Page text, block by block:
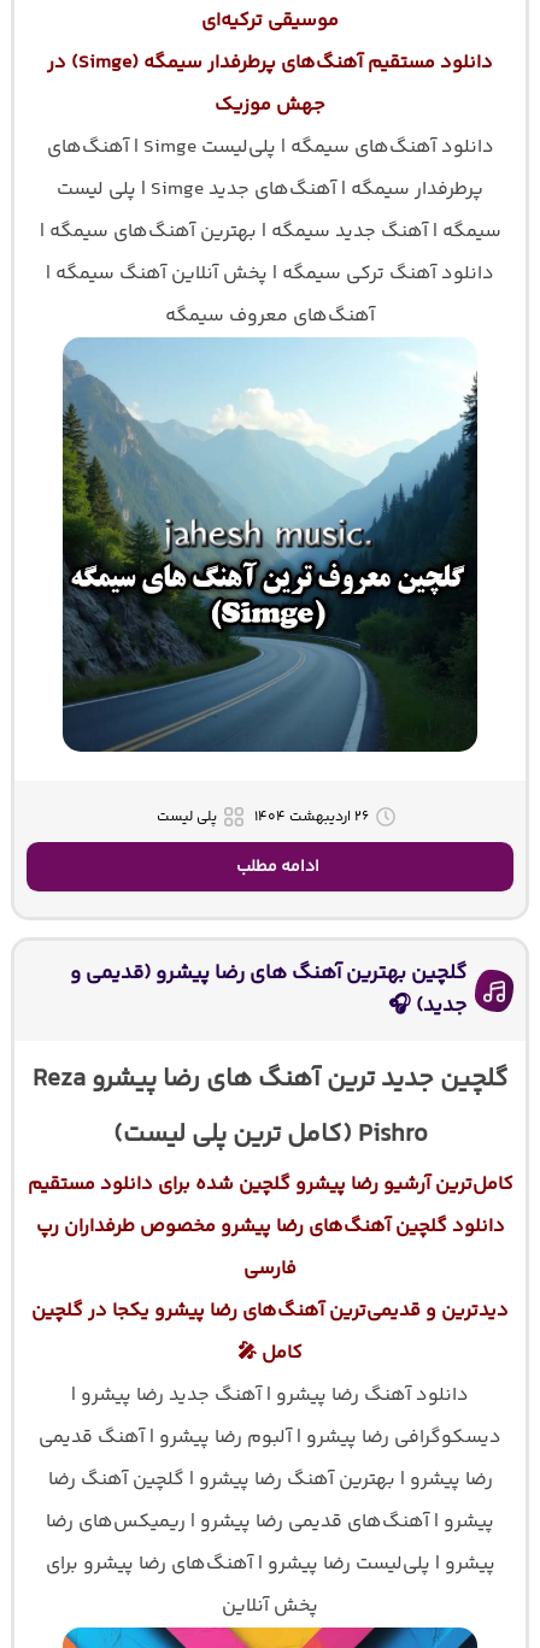
موسیقی ترکیه‌ای
دانلود مستقیم آهنگ‌های پرطرفدار سیمگه (Simge) در
جهش موزیک
دانلود آهنگ‌های سیمگه | پلی‌لیست Simge | آهنگ‌های
پرطرفدار سیمگه | آهنگ‌های جدید Simge | پلی لیست
سیمگه | آهنگ جدید سیمگه | بهترین آهنگ‌های سیمگه |
دانلود آهنگ ترکی سیمگه | پخش آنلاین آهنگ سیمگه |
آهنگ‌های معروف سیمگه
۲۶ اردیبهشت ۱۴۰۴ پلی لیست
ادامه مطلب
گلچین بهترین آهنگ های رضا پیشرو (قدیمی و
جدید) 🎧
گلچین جدید ترین آهنگ های رضا پیشرو Reza
Pishro (کامل ترین پلی لیست)
کامل‌ترین آرشیو رضا پیشرو گلچین شده برای دانلود مستقیم
دانلود گلچین آهنگ‌های رضا پیشرو مخصوص طرفداران رپ
فارسی
دیدترین و قدیمی‌ترین آهنگ‌های رضا پیشرو یکجا در گلچین
کامل 🎤
دانلود آهنگ رضا پیشرو | آهنگ جدید رضا پیشرو |
دیسکوگرافی رضا پیشرو | آلبوم رضا پیشرو | آهنگ قدیمی
رضا پیشرو | بهترین آهنگ رضا پیشرو | گلچین آهنگ رضا
پیشرو | آهنگ‌های قدیمی رضا پیشرو | ریمیکس‌های رضا
پیشرو | پلی‌لیست رضا پیشرو | آهنگ‌های رضا پیشرو برای
پخش آنلاین